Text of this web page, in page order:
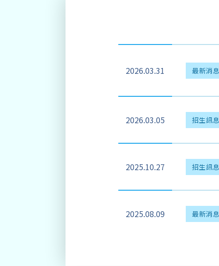
2026.03.31 最新消息
2026.03.05 招生訊息
2025.10.27 招生訊息
2025.08.09 最新消息